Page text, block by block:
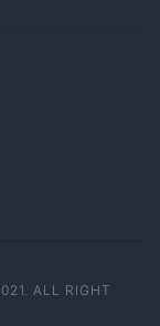
ALL RIGHT